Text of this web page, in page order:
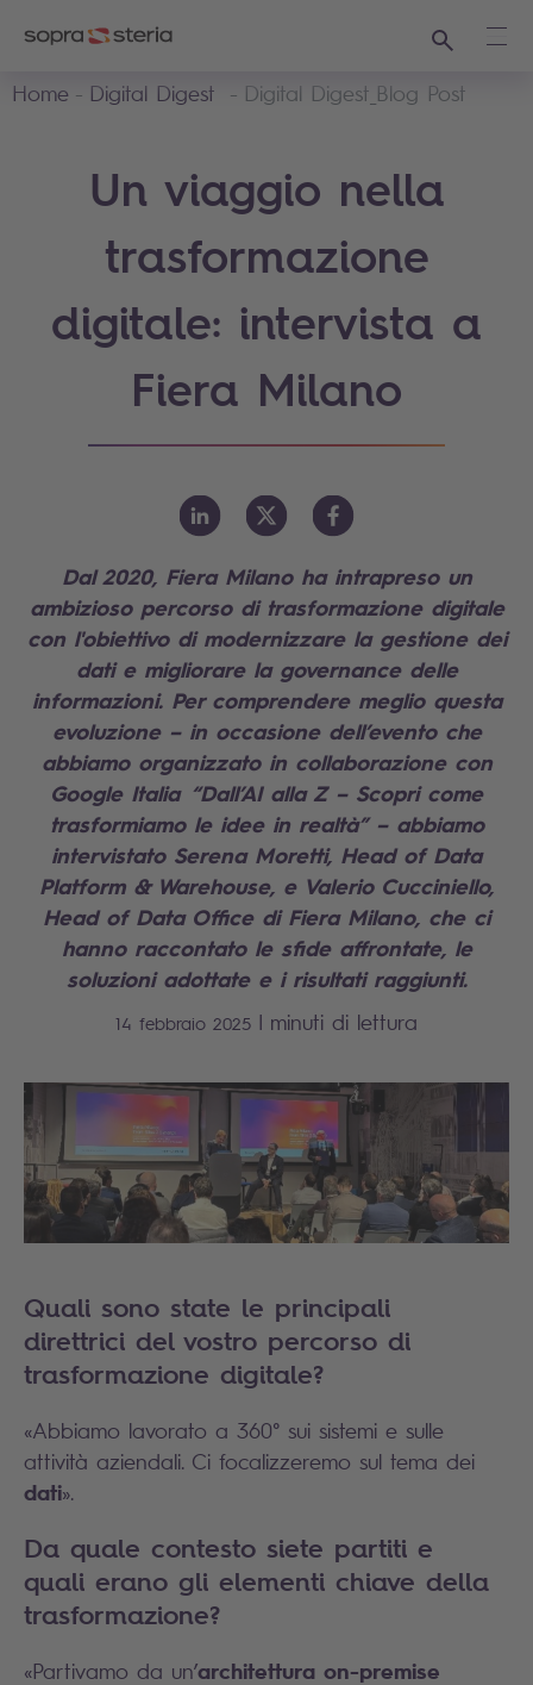
Ricerca
Home
Digital Digest Digital Digest_Blog Post
Un viaggio nella
trasformazione
digitale: intervista a
Fiera Milano
Dal 2020, Fiera Milanoha intrapreso un
ambizioso percorso di trasformazione digitale
con l'obiettivo di modernizzare la gestione dei
dati e migliorare la governance delle
informazioni. Per comprendere meglio questa
evoluzione – in occasione dell’evento che
abbiamo organizzato in collaborazione con
Google Italia“Dall’AI alla Z – Scopri come
trasformiamo le idee in realtà” – abbiamo
intervistato Serena Moretti, Head of Data
Platform & Warehouse, e Valerio Cucciniello,
Head of Data Office di Fiera Milano, che ci
hanno raccontato le sfide affrontate, le
soluzioni adottate e i risultati raggiunti.
14 febbraio 2025 | minuti di lettura
Quali sono state le principali
direttrici del vostro percorso di
trasformazione digitale?
«Abbiamo lavorato a 360° sui sistemi e sulle
attività aziendali. Ci focalizzeremo sul tema dei
dati».
Da quale contesto siete partiti e
quali erano gli elementi chiave della
trasformazione?
«Partivamo da un’architettura on-premise